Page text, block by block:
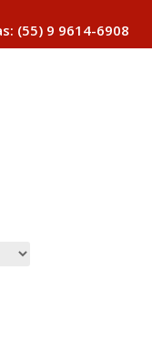
(55) 9 9614-6908